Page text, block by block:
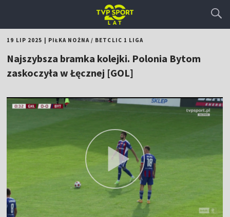
19 LIP 2025 PIŁKA NOŻNA/ BETCLIC 1 LIGA
Najszybsza bramka kolejki. Polonia Bytom
zaskoczyła w Łęcznej [GOL]